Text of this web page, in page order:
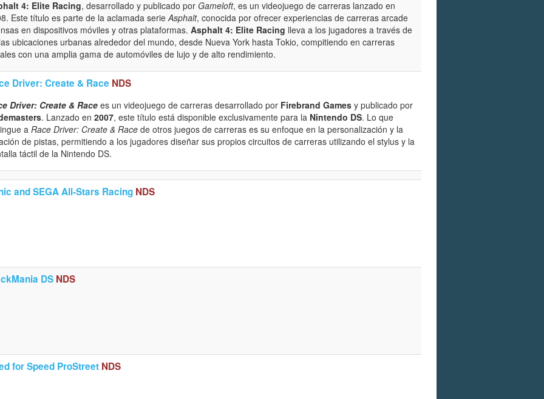
4: Elite Racing, desarrollado y publicado por Gameloft, es un videojuego de carreras lanzado en
Este título es parte de la aclamada serie Asphalt, conocida por ofrecer experiencias de carreras arcade
en dispositivos móviles y otras plataformas. Asphalt 4: Elite Racing lleva a los jugadores a través de
ubicaciones urbanas alrededor del mundo, desde Nueva York hasta Tokio, compitiendo en carreras
con una amplia gama de automóviles de lujo y de alto rendimiento.
Driver: Create & Race NDS
Driver: Create & Race es un videojuego de carreras desarrollado por Firebrand Games y publicado por
. Lanzado en 2007, este título está disponible exclusivamente para la Nintendo DS. Lo que
a Race Driver: Create & Race de otros juegos de carreras es su enfoque en la personalización y la
de pistas, permitiendo a los jugadores diseñar sus propios circuitos de carreras utilizando el stylus y la
táctil de la Nintendo DS.
and SEGA All-Stars Racing NDS
DS NDS
for Speed ProStreet NDS